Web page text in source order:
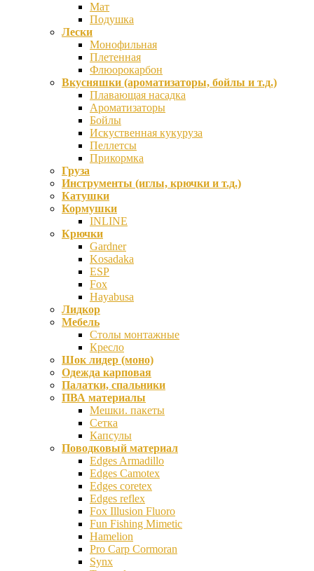
Мат
Подушка
Лески
Монофильная
Плетенная
Флюорокарбон
Вкусняшки (ароматизаторы, бойлы и т.д.)
Плавающая насадка
Ароматизаторы
Бойлы
Искуственная кукуруза
Пеллетсы
Прикормка
Груза
Инструменты (иглы, крючки и т.д.)
Катушки
Кормушки
INLINE
Крючки
Gardner
Kosadaka
ESP
Fox
Hayabusa
Лидкор
Мебель
Столы монтажные
Кресло
Шок лидер (моно)
Одежда карповая
Палатки, спальники
ПВА материалы
Мешки. пакеты
Сетка
Капсулы
Поводковый материал
Edges Armadillo
Edges Camotex
Edges coretex
Edges reflex
Fox Illusion Fluoro
Fun Fishing Mimetic
Hamelion
Pro Carp Cormoran
Synx